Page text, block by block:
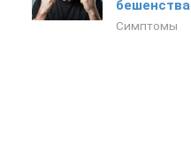
бешенства
Симптомы